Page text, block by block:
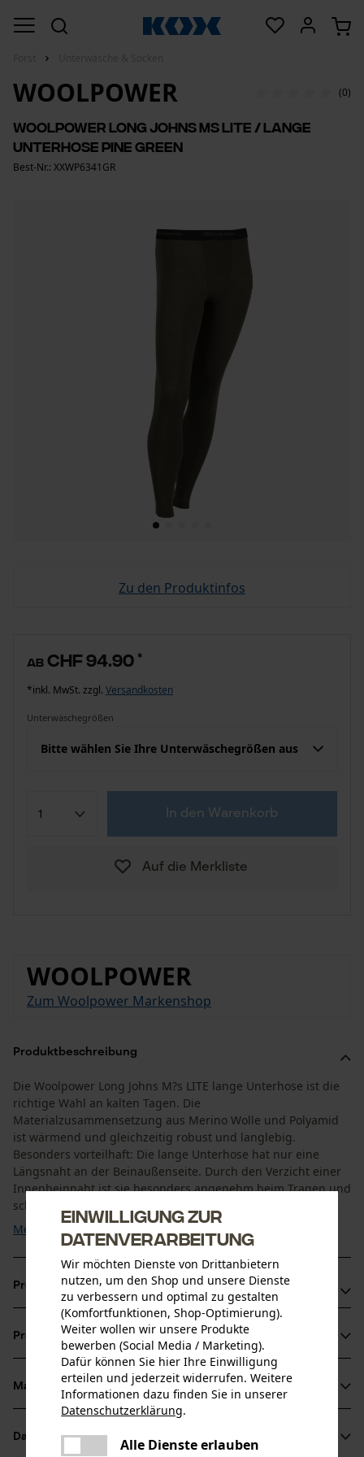
WOOLPOWER (0)
Woolpower Long Johns Ms LITE / Lange
Unterhose Pine Green
Best-Nr.: XXWP6341GR
Zu den Produktinfos
ab CHF 94.90 *
*inkl. MwSt. zzgl. Versandkosten
Unterwäschegrößen
Bitte wählen Sie Ihre Unterwäschegrößen aus
In den Warenkorb
Auf die Merkliste
WOOLPOWER
Zum Woolpower Markenshop
Produktbeschreibung
Die Woolpower Long Johns M?s LITE lange Unterhose ist die
richtige Wahl an kalten Tagen. Die
Materialzusammensetzung aus Merino Wolle und Polyamid
ist wärmend und gleichzeitig robust und langlebig.
Besonders vorteilhaft: Die lange Unterhose hat nur eine
Längsnaht an der Beinaußenseite. Durch den Verzicht einer
Innenbeinnaht ist sie besonders angenehm beim Tragen und
scheuert nicht. Das ...
Mehr anzeigen
Produktvorteile
Merino Unterwäsche bleibt auch bei starkem Schwitzen
geruchsneutral
Wirkt temperaturregulierend
Schnell trocknend
Produktinformationen
Produktdetails
Aktivitätstyp
Arbeiten, Jagen, Angeln, Campen, Wandern
Material & Pflege
Datenblätter
Einwilligung zur
Datenverarbeitung
Wir möchten Dienste von Drittanbietern
nutzen, um den Shop und unsere Dienste
zu verbessern und optimal zu gestalten
(Komfortfunktionen, Shop-Optimierung).
Weiter wollen wir unsere Produkte
bewerben (Social Media / Marketing).
Dafür können Sie hier Ihre Einwilligung
erteilen und jederzeit widerrufen. Weitere
Informationen dazu finden Sie in unserer
Datenschutzerklärung.
Alle Dienste erlauben
Es ist ein Fehler aufgetreten. Bitte